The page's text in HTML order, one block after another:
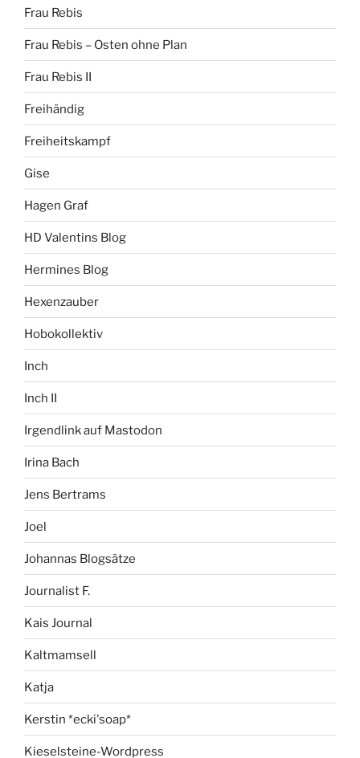
Frau Rebis
Frau Rebis – Osten ohne Plan
Frau Rebis II
Freihändig
Freiheitskampf
Gise
Hagen Graf
HD Valentins Blog
Hermines Blog
Hexenzauber
Hobokollektiv
Inch
Inch II
Irgendlink auf Mastodon
Irina Bach
Jens Bertrams
Joel
Johannas Blogsätze
Journalist F.
Kais Journal
Kaltmamsell
Katja
Kerstin *ecki'soap*
Kieselsteine-Wordpress